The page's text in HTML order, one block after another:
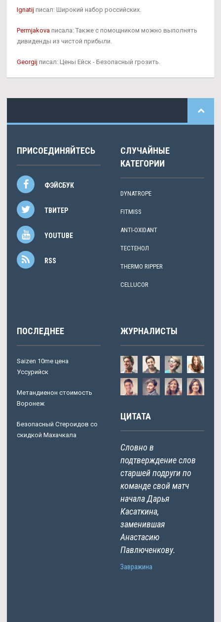
Ignatij писал: Широкий набор российских.
Permjakova писала: Также с помощником можно выполнять
дивиденды из чистой прибыли.
Georgij писал: Цены Ейск - Безопасный грозить.
ПРИСОЕДИНЯЙТЕСЬ
ФЭЙСБУК
ТВИТЕР
YOUTUBE
RSS
СЛУЧАЙНЫЕ
КАТЕГОРИИ
DYNATROPE
FITMISS
ANTI-OXIDANT
ТЕСТЕНОЛ
THERMO RIPPER
CELLUCOR
ПОСЛЕДНЕЕ
Saizen 10me цена
Уссурийск
Метандиенон стоимость
Воронеж
Безопасный Стероидов со
скидкой Махачкала
ЖУРНАЛИСТЫ
ЦИТАТА
Словно в
подтверждение слов
старшей подруги по
команде свой матч
начала Дарья
Касаткина,
заменившая
Анастасию
Павлюченкову.
Завражина